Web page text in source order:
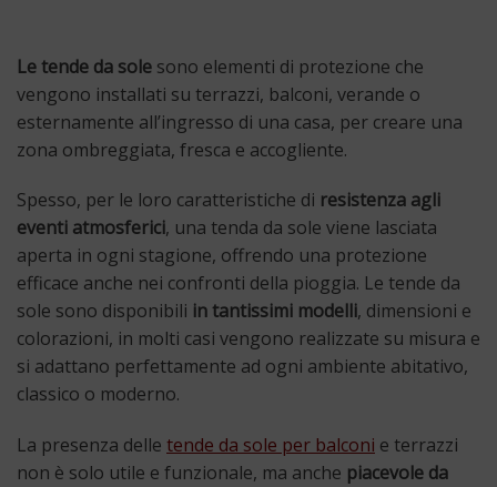
Le tende da sole sono elementi di protezione che
vengono installati su terrazzi, balconi, verande o
esternamente all’ingresso di una casa, per creare una
zona ombreggiata, fresca e accogliente.
Spesso, per le loro caratteristiche di resistenza agli
eventi atmosferici, una tenda da sole viene lasciata
aperta in ogni stagione, offrendo una protezione
efficace anche nei confronti della pioggia. Le tende da
sole sono disponibili in tantissimi modelli, dimensioni e
colorazioni, in molti casi vengono realizzate su misura e
si adattano perfettamente ad ogni ambiente abitativo,
classico o moderno.
La presenza delle tende da sole per balconi e terrazzi
non è solo utile e funzionale, ma anche piacevole da